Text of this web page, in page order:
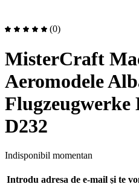
(0)
MisterCraft
Aeromodele
D232
Indisponibil momentan
Introdu adresa de e-mail și te